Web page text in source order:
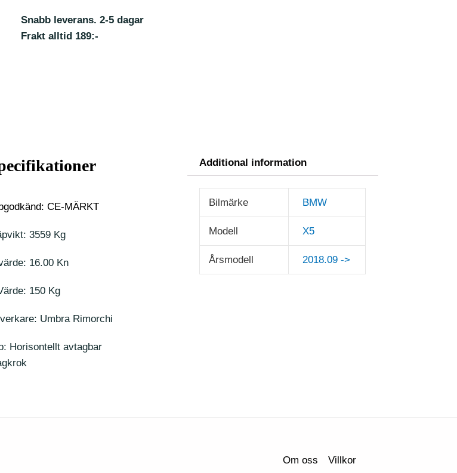
Snabb leverans. 2-5 dagar
Frakt alltid 189:-
CE-MÄRKT
3559 Kg
16.00 Kn
150 Kg
Umbra Rimorchi
Horisontellt avtagbar
Additional information
Bilmärke BMW
Modell X5
Årsmodell 2018.09 ->
Om oss Villkor